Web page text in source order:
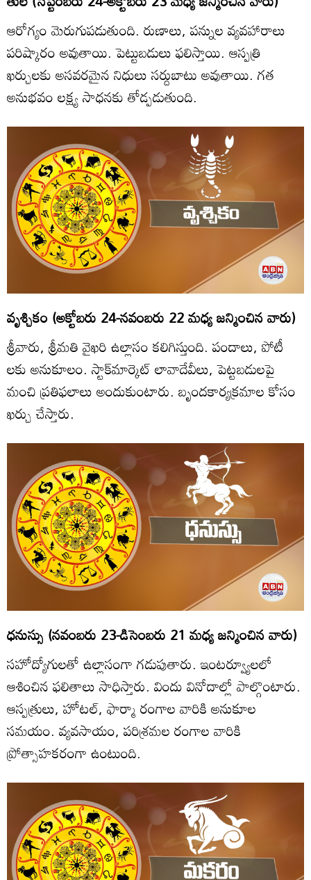
ఆరోగ్యం మెరుగుపడుతుంది. రుణాలు, పన్నుల వ్యవహారాలు
పరిష్కారం అవుతాయి. పెట్టుబడులు ఫలిస్తాయి. ఆస్పత్రి
ఖర్చులకు అసవరమైన నిధులు సర్దుబాటు అవుతాయి. గత
అనుభవం లక్ష్య సాధనకు తోడ్పడుతుంది.
వృశ్చికం (అక్టోబరు 24-నవంబరు 22 మధ్య జన్మించిన వారు)
శ్రీవారు, శ్రీమతి వైఖరి ఉల్లాసం కలిగిస్తుంది. పందాలు, పోటీ
లకు అనుకూలం. స్టాక్‌మార్కెట్‌ లావాదేవీలు, పెట్టబడులపై
మంచి ప్రతిఫలాలు అందుకుంటారు. బృందకార్యక్రమాల కోసం
ఖర్చు చేస్తారు.
ధనుస్సు (నవంబరు 23-డిసెంబరు 21 మధ్య జన్మించిన వారు)
సహోద్యోగులతో ఉల్లాసంగా గడుపుతారు. ఇంటర్వ్యూలలో
ఆశించిన ఫలితాలు సాధిస్తారు. విందు వినోదాల్లో పాల్గొంటారు.
ఆస్పత్రులు, హోటల్‌, ఫార్మా రంగాల వారికి అనుకూల
సమయం. వ్యవసాయం, పరిశ్రమల రంగాల వారికి
ప్రోత్సాహకరంగా ఉంటుంది.